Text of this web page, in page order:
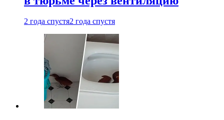
2 года спустя2 года спустя